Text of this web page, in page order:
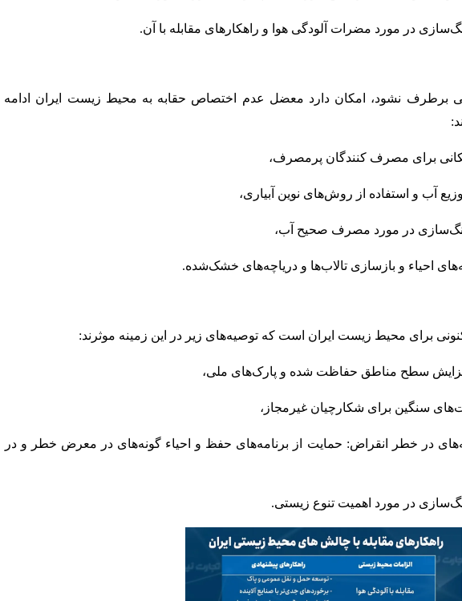
در مورد مضرات آلودگی هوا و راهکارهای مقابله با آن.
نشود، امکان دارد معضل عدم اختصاص حقابه به محیط زیست ایران ادامه
برای مصرف کنندگان پرمصرف،
آب و استفاده از روش‌های نوین آبیاری،
در مورد مصرف صحیح آب،
احیاء و بازسازی تالاب‌ها و دریاچه‌های خشک‌شده.
برای محیط زیست ایران است که توصیه‌های زیر در این زمینه موثرند:
سطح مناطق حفاظت شده و پارک‌های ملی،
سنگین برای شکارچیان غیرمجاز،
در خطر انقراض: حمایت از برنامه‌های حفظ و احیاء گونه‌های در معرض خطر و در
در مورد اهمیت تنوع زیستی.